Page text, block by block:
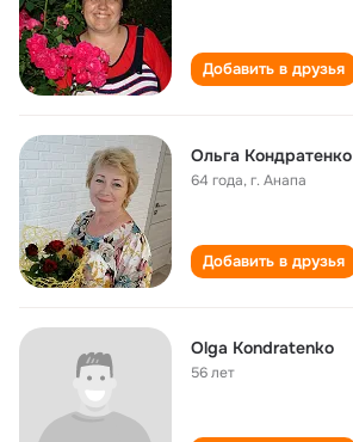
Добавить в друзья
Ольга Кондратенко
64 года,г. Анапа
Добавить в друзья
Olga Kondratenko
56 лет